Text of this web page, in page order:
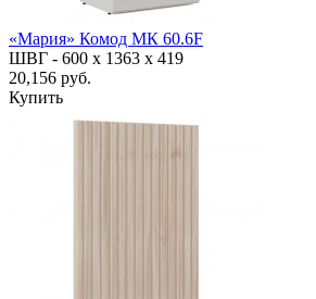
«Мария» Комод МК 60.6F
ШВГ - 600 х 1363 х 419
20,156 руб.
Купить